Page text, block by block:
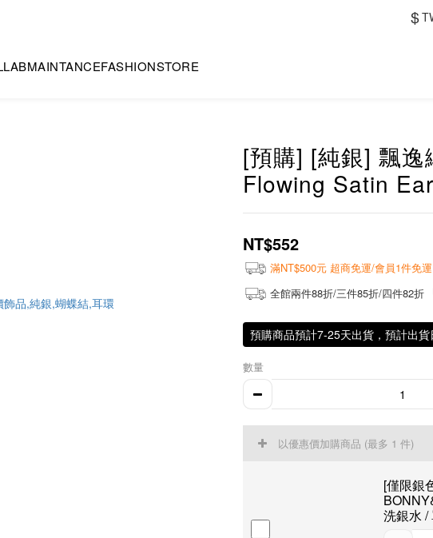
$
MAINTANCEFASHIONSTORE
[預購] [純銀] 飄逸
Flowing Satin
NT$552
滿NT$500元 超商免運/會員1件免運
全館兩件88折/三件85折/四件82折
預購商品預計7-25天出貨，預計出貨
數量
以優惠價加購商品 (最多 1 件)
[僅限銀
洗銀水 /